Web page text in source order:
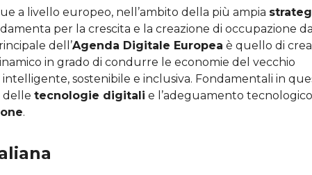
a livello europeo, nell’ambito della più ampia
per la crescita e la creazione di occupazione
dell’Agenda Digitale Europea è quello di
in grado di condurre le economie del vecchio
sostenibile e inclusiva. Fondamentali in
delle tecnologie digitali e l’adeguamento tecnologico
.